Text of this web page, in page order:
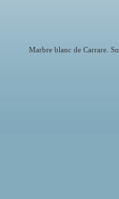
Marbre blanc de Carrare.